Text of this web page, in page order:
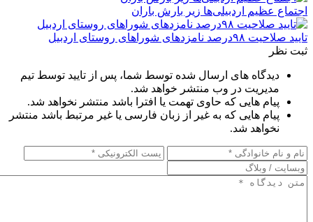
اجتماع عظیم اردبیلی‌ها زیر بارش باران
تایید صلاحیت ۹۸درصد نامزدهای شوراهای روستای اردبیل
ثبت نظر
دیدگاه های ارسال شده توسط شما، پس از تایید توسط تیم
مدیریت در وب منتشر خواهد شد.
پیام هایی که حاوی تهمت یا افترا باشد منتشر نخواهد شد.
پیام هایی که به غیر از زبان فارسی یا غیر مرتبط باشد منتشر
نخواهد شد.